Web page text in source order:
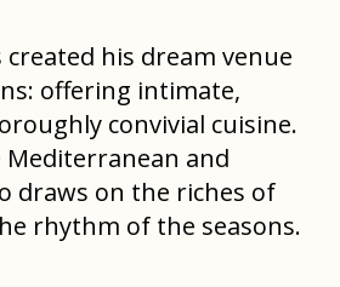
his dream venue
offering intimate,
convivial cuisine.
and
draws on the riches of
rhythm of the seasons.